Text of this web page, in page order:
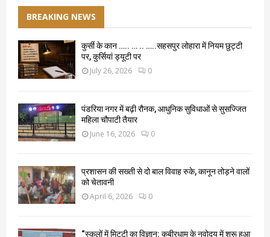
BREAKING NEWS
कुर्सी के कान ….. … .. …..सहसपुर लोहारा में नियम छुट्टी
पर, कुर्सियां ड्यूटी पर
July 26, 2026 0
पंडरिया नगर में बढ़ी रौनक, आधुनिक सुविधाओं से सुसज्जित
महिला चौपाटी तैयार
June 16, 2026 0
प्रशासन की सख्ती से दो बाल विवाह रुके, कानून तोड़ने वालों
को चेतावनी
April 6, 2026 0
“स्कूलों में मिट्टी का विज्ञान: कबीरधाम के नवोदय में शुरू हुआ